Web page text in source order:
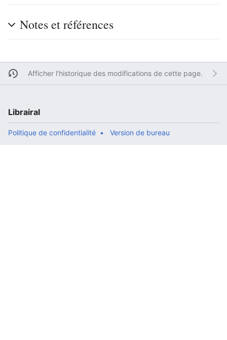
Notes et références
Afficher l’historique des modifications de cette page.
Librairal
Politique de confidentialité Version de bureau